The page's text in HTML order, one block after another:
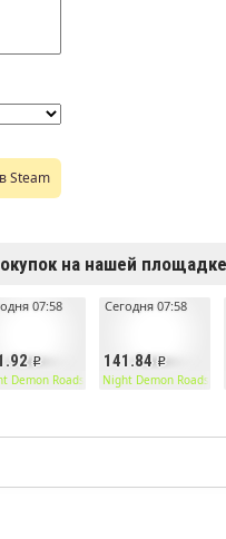
Steam
на нашей площадке
07:58
Demon Roadsign Pants
141.84
Сегодня 07:58
Night Demon